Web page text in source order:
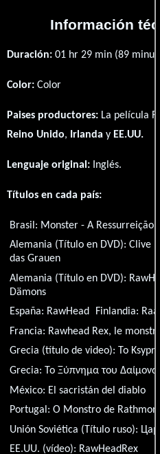
Información
Duración: 01 hr 29 min (89
Color: Color
Paises productores: La película
Reino Unido, Irlanda y EE.UU.
Lenguaje original: Inglés.
Títulos en cada país:
Brasil: Monster - A Ressurreição
Alemania (Título en DVD):Clive
das Grauen
Alemania (Título en DVD):
Dämons
España: RawHead Finlandia:
Francia: Rawhead Rex, le
Grecia (título de video): To
Grecia: Το Ξύπνημα του Δαίμονα
México: El sacristán del diablo
Portugal:O Monstro de Rathmore
Unión Soviética (Título ruso):
EE.UU. (vídeo): RawHeadRex